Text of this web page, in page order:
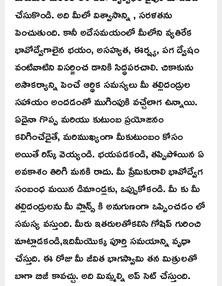
చేసుకొండి. అది మీలో విశ్వాసాన్ని , సరళతను
పెంచుతుంది. కానీ అదేసమయంలో మీలోని వ్యతిరేక
భావోద్వేగాలైన భయం, అసహ్యత, ఈర్ష్య, పగ ద్వేషం
వంటివాటిని విసర్జించ డానికి సిద్ధపరచాలి. చికాకును
అసౌకర్యాన్ని పెంచే ఆర్థిక సమస్యలు మీ తల్లిదండ్రుల
సహాయం అందడంతో ముగింపుకి వచ్చేలాగ ఉన్నాయి.
ఏదైనా గొప్ప మరియు కుటుంబ ప్రయోజనం
కలిగించేదైతే, మరిముఖ్యంగా మీకుటుంబం కోసం
అయితే రిస్క్ వెయ్యండి. భయపడకండి, తప్పిపోయిన ఏ
అవకాశం తిరిగి మనకి రాదు. మీ ప్రేమికురాలి భావోద్వేగ
సంబంధ మయిన డిమాండ్లకు, ఒప్పుకోకండి. మీ కు మీ
తల్లిదండ్రులను మీ ప్లాన్స్ కి అనుగుణంగా ఒప్పించడం లో
సమస్య వస్తుంది. మీరు ఇతరులతోకలిసి గోషిప్ గురించి
మాట్లాడకండి,ఇదిమీయొక్క పూర్తి సమయాన్ని వృధా
చేస్తుది. ఈ రోజు మీ జీవిత భాగస్వామి తన మిత్రులతో
బాగా బిజీ కావచ్చు. అది మిమ్మల్ని అప్ సెట్ చేస్తుంది.